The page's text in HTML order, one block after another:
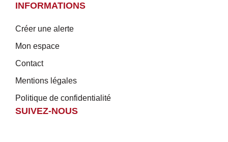
INFORMATIONS
Créer une alerte
Mon espace
Contact
Mentions légales
Politique de confidentialité
SUIVEZ-NOUS